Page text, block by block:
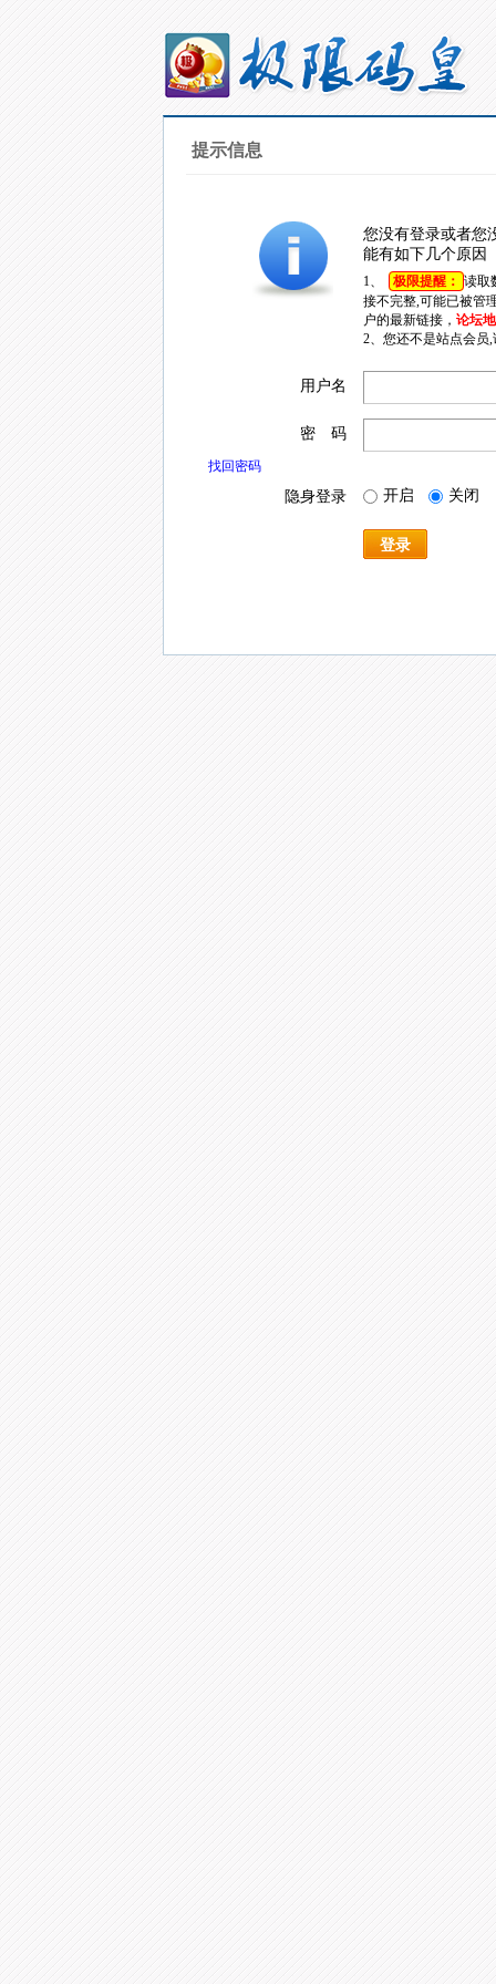
提示信息
您没有登录或者您
能有如下几个原因
1、 极限提醒： 读取
接不完整,可能已被管
户的最新链接， 论坛
2、您还不是站点会员
用户名
密 码
找回密码
隐身登录 开启 关闭
登录